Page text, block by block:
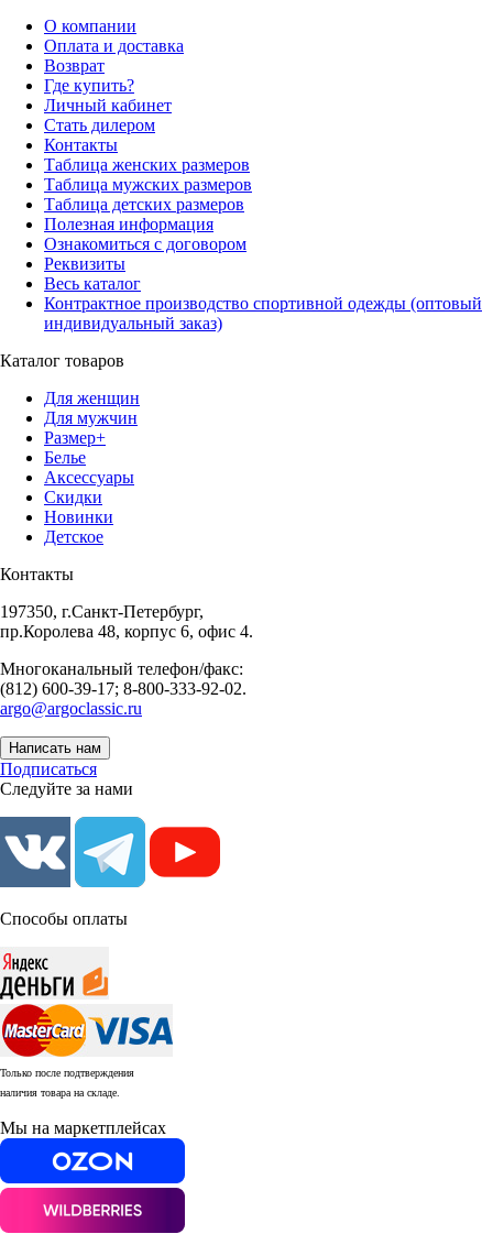
О компании
Оплата и доставка
Возврат
Где купить?
Личный кабинет
Стать дилером
Контакты
Таблица женских размеров
Таблица мужских размеров
Таблица детских размеров
Полезная информация
Ознакомиться с договором
Реквизиты
Весь каталог
Контрактное производство спортивной одежды (оптовый
индивидуальный заказ)
Каталог товаров
Для женщин
Для мужчин
Размер+
Белье
Аксессуары
Скидки
Новинки
Детское
Контакты
197350, г.Санкт-Петербург,
пр.Королева 48, корпус 6, офис 4.
Многоканальный телефон/факс:
(812) 600-39-17; 8-800-333-92-02.
argo@argoclassic.ru
Написать нам
Подписаться
Следуйте за нами
Способы оплаты
Только после подтверждения
наличия товара на складе.
Мы на маркетплейсах